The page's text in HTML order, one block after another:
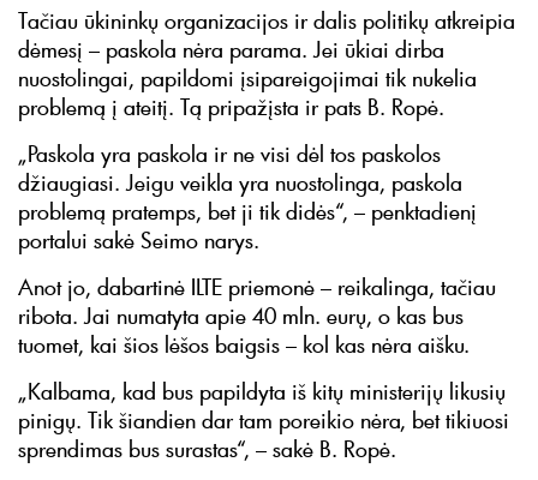
Tačiau ūkininkų organizacijos ir dalis politikų atkreipia
dėmesį – paskola nėra parama. Jei ūkiai dirba
nuostolingai, papildomi įsipareigojimai tik nukelia
problemą į ateitį. Tą pripažįsta ir pats B. Ropė.
„Paskola yra paskola ir ne visi dėl tos paskolos
džiaugiasi. Jeigu veikla yra nuostolinga, paskola
problemą pratemps, bet ji tik didės“, – penktadienį
portalui sakė Seimo narys.
Anot jo, dabartinė ILTE priemonė – reikalinga, tačiau
ribota. Jai numatyta apie 40 mln. eurų, o kas bus
tuomet, kai šios lėšos baigsis – kol kas nėra aišku.
„Kalbama, kad bus papildyta iš kitų ministerijų likusių
pinigų. Tik šiandien dar tam poreikio nėra, bet tikiuosi
sprendimas bus surastas“, – sakė B. Ropė.